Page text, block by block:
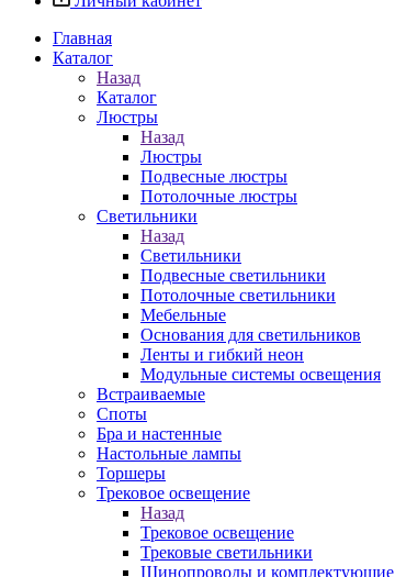
Главная
Каталог
Назад
Каталог
Люстры
Назад
Люстры
Подвесные люстры
Потолочные люстры
Светильники
Назад
Светильники
Подвесные светильники
Потолочные светильники
Мебельные
Основания для светильников
Ленты и гибкий неон
Модульные системы освещения
Встраиваемые
Споты
Бра и настенные
Настольные лампы
Торшеры
Трековое освещение
Назад
Трековое освещение
Трековые светильники
Шинопроводы и комплектующие